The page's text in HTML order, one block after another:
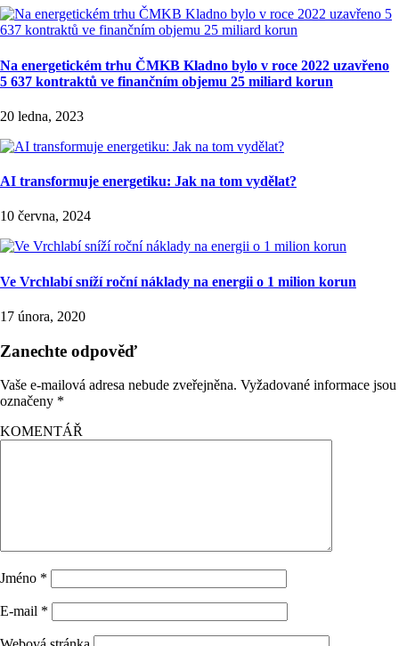
Na energetickém trhu ČMKB Kladno bylo v roce 2022 uzavřeno
5 637 kontraktů ve finančním objemu 25 miliard korun
20 ledna, 2023
AI transformuje energetiku: Jak na tom vydělat?
10 června, 2024
Ve Vrchlabí sníží roční náklady na energii o 1 milion korun
17 února, 2020
Zanechte odpověď
Vaše e-mailová adresa nebude zveřejněna. Vyžadované informace jsou
označeny *
KOMENTÁŘ
Jméno *
E-mail *